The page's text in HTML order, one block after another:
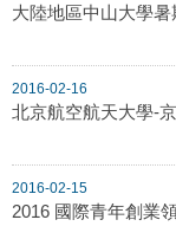
大陸地區中山大學暑
2016-02-16
北京航空航天大學-
2016-02-15
2016 國際青年創業